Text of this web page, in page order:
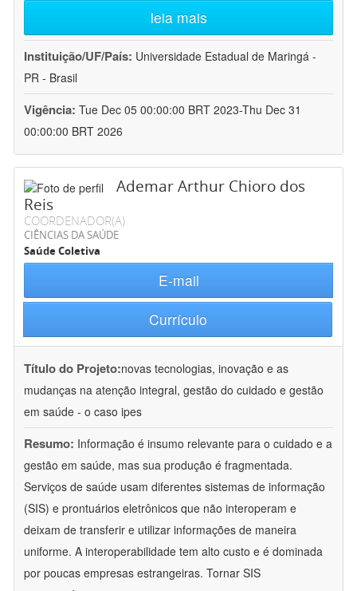
leia mais
Instituição/UF/País: Universidade Estadual de Maringá -
PR - Brasil
Vigência: Tue Dec 05 00:00:00 BRT 2023-Thu Dec 31
00:00:00 BRT 2026
Ademar Arthur Chioro dos
Reis
COORDENADOR(A)
CIÊNCIAS DA SAÚDE
Saúde Coletiva
E-mail
Currículo
Título do Projeto:novas tecnologias, inovação e as
mudanças na atenção integral, gestão do cuidado e gestão
em saúde - o caso ipes
Resumo: Informação é insumo relevante para o cuidado e a
gestão em saúde, mas sua produção é fragmentada.
Serviços de saúde usam diferentes sistemas de informação
(SIS) e prontuários eletrônicos que não interoperam e
deixam de transferir e utilizar informações de maneira
uniforme. A interoperabilidade tem alto custo e é dominada
por poucas empresas estrangeiras. Tornar SIS